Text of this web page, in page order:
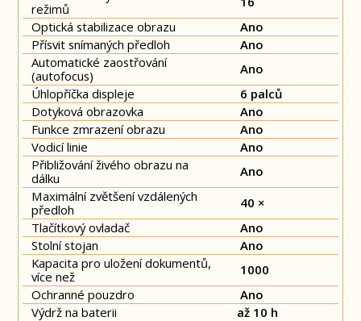
režimů
Optická stabilizace obrazu
Ano
Přísvit snímaných předloh
Ano
Automatické zaostřování
(autofocus)
Ano
Úhlopříčka displeje
6 palců
Dotyková obrazovka
Ano
Funkce zmrazení obrazu
Ano
Vodicí linie
Ano
Přibližování živého obrazu na
dálku
Ano
Maximální zvětšení vzdálených
předloh
40 ×
Tlačítkový ovladač
Ano
Stolní stojan
Ano
Kapacita pro uložení dokumentů,
více než
1000
Ochranné pouzdro
Ano
Výdrž na baterii
až 10 h